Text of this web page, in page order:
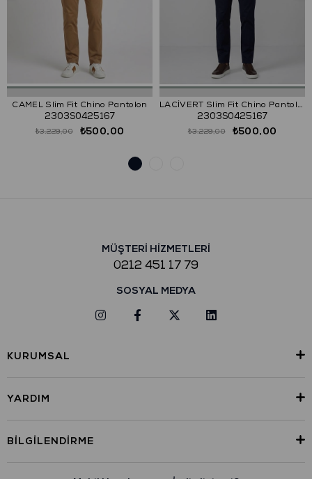
CAMEL Slim Fit Chino Pantolon
2303S0425167
₺500,00
₺3.229,00
LACİVERT Slim Fit Chino Pantolon
2303S0425167
₺500,00
₺3.229,00
MÜŞTERİ HİZMETLERİ
0212 451 17 79
SOSYAL MEDYA
KURUMSAL
YARDIM
BILGILENDIRME